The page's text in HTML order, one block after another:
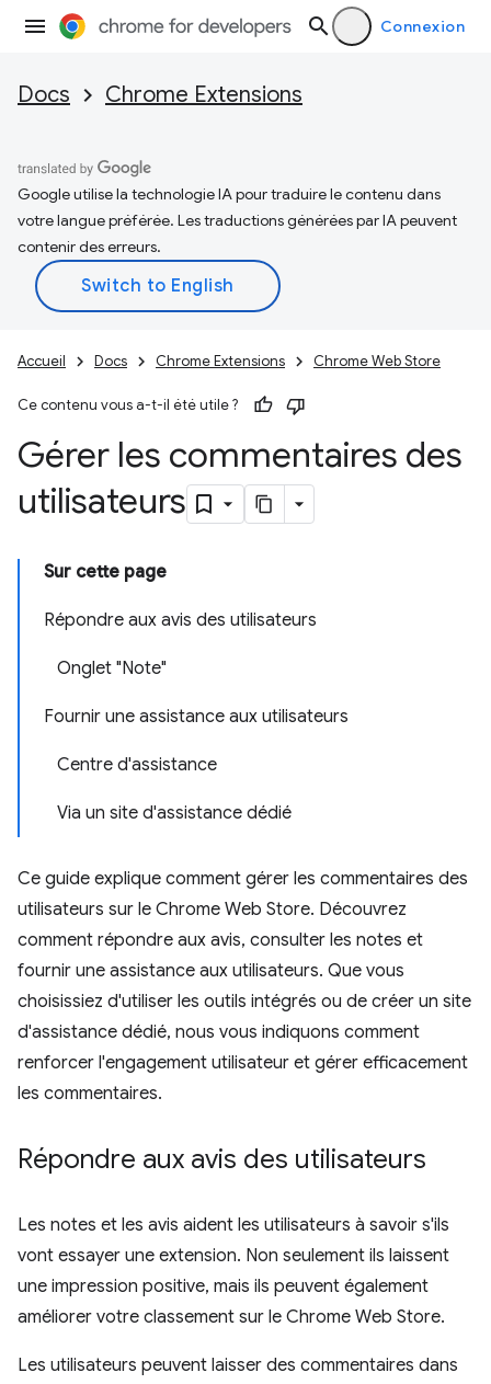
Connexion
Docs Chrome Extensions
Google utilise la technologie IA pour traduire le contenu dans
votre langue préférée. Les traductions générées par IA peuvent
contenir des erreurs.
Accueil Docs Chrome Extensions Chrome Web Store
Ce contenu vous a-t-il été utile ?
Gérer les commentaires des
utilisateurs
Sur cette page
Répondre aux avis des utilisateurs
Onglet "Note"
Fournir une assistance aux utilisateurs
Centre d'assistance
Via un site d'assistance dédié
Ce guide explique comment gérer les commentaires des
utilisateurs sur le Chrome Web Store. Découvrez
comment répondre aux avis, consulter les notes et
fournir une assistance aux utilisateurs. Que vous
choisissiez d'utiliser les outils intégrés ou de créer un site
d'assistance dédié, nous vous indiquons comment
renforcer l'engagement utilisateur et gérer efficacement
les commentaires.
Répondre aux avis des utilisateurs
Les notes et les avis aident les utilisateurs à savoir s'ils
vont essayer une extension. Non seulement ils laissent
une impression positive, mais ils peuvent également
améliorer votre classement sur le Chrome Web Store.
Les utilisateurs peuvent laisser des commentaires dans